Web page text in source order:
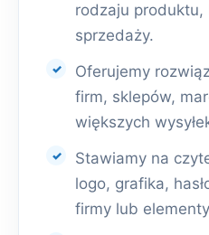
rodzaju
sprzedaży.
Oferujemy
firm, sklepów,
większych
Stawiamy na
logo, grafika,
firmy lub